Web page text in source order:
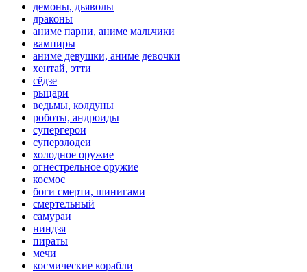
демоны, дьяволы
драконы
аниме парни, аниме мальчики
вампиры
аниме девушки, аниме девочки
хентай, этти
сёдзе
рыцари
ведьмы, колдуны
роботы, андроиды
супергерои
суперзлодеи
холодное оружие
огнестрельное оружие
космос
боги смерти, шинигами
смертельный
самураи
ниндзя
пираты
мечи
космические корабли